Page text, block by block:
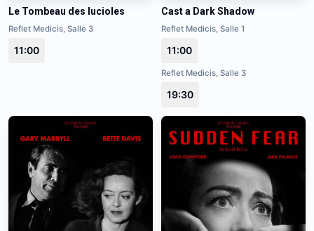
Le Tombeau des lucioles
Reflet Medicis, Salle 3
11:00
Cast a Dark Shadow
Reflet Medicis, Salle 1
11:00
Reflet Medicis, Salle 3
19:30